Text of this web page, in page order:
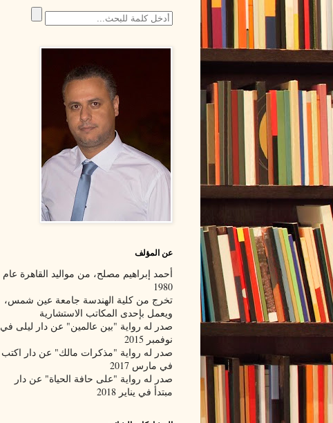
عن المؤلف
أحمد إبراهيم مصلح، من مواليد القاهرة عام
1980
تخرج من كلية الهندسة جامعة عين شمس،
ويعمل بإحدى المكاتب الاستشارية
صدر له رواية "بين عالمين" عن دار ليلى في
نوفمبر 2015
صدر له رواية "مذكرات مالك" عن دار اكتب
في مارس 2017
صدر له رواية "على حافة الحياة" عن دار
مبتدأ في يناير 2018